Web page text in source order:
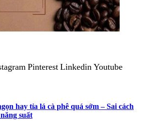
Pinterest Linkedin Youtube
hay tỉa lá cà phê quá sớm – Sai cách
suất